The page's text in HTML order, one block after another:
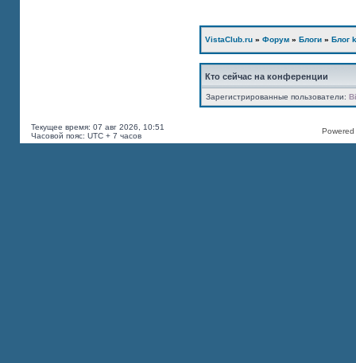
VistaClub.ru » Форум » Блоги » Блог
Кто сейчас на конференции
Зарегистрированные пользователи:
Текущее время: 07 авг 2026, 10:51
Часовой пояс: UTC + 7 часов